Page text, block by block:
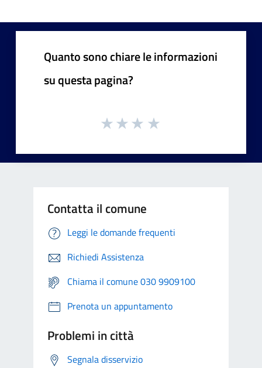
Quanto sono chiare le informazioni
su questa pagina?
Contatta il comune
Leggi le domande frequenti
Richiedi Assistenza
Chiama il comune 030 9909100
Prenota un appuntamento
Problemi in città
Segnala disservizio